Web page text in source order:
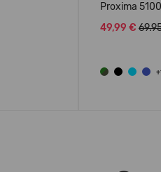
Proxima
49,99 €